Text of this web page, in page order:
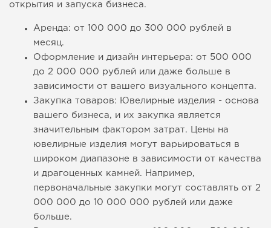
открытия и запуска бизнеса.
Аренда: от 100 000 до 300 000 рублей в
месяц.
Оформление и дизайн интерьера: от 500 000
до 2 000 000 рублей или даже больше в
зависимости от вашего визуального концепта.
Закупка товаров: Ювелирные изделия - основа
вашего бизнеса, и их закупка является
значительным фактором затрат. Цены на
ювелирные изделия могут варьироваться в
широком диапазоне в зависимости от качества
и драгоценных камней. Например,
первоначальные закупки могут составлять от 2
000 000 до 10 000 000 рублей или даже
больше.